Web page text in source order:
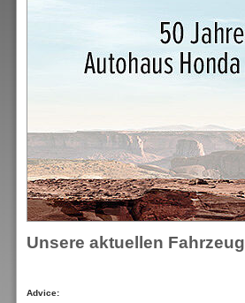
Unsere aktuellen
Advice: